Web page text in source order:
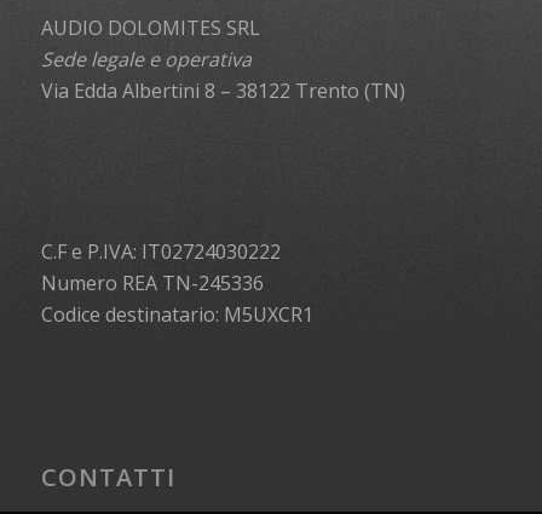
AUDIO DOLOMITES SRL
Sede legale e operativa
Via Edda Albertini 8 – 38122 Trento (TN)
C.F e P.IVA: IT02724030222
Numero REA TN-245336
Codice destinatario: M5UXCR1
CONTATTI